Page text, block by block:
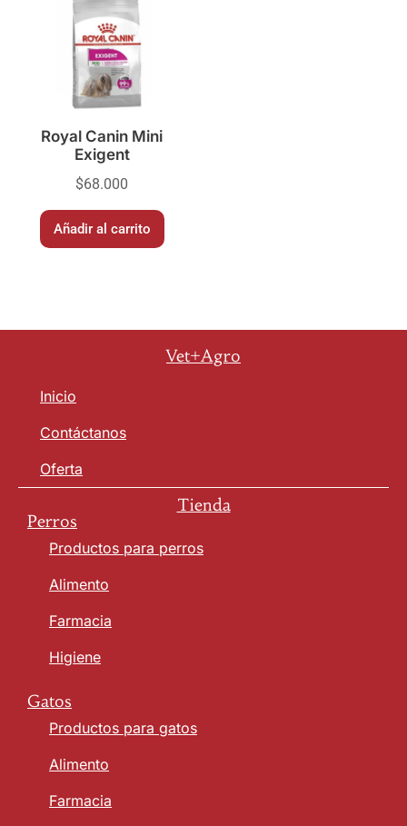
Royal Canin Mini
Exigent
$68.000
Añadir al carrito
Vet+Agro
Inicio
Contáctanos
Oferta
Tienda
Perros
Productos para perros
Alimento
Farmacia
Higiene
Gatos
Productos para gatos
Alimento
Farmacia